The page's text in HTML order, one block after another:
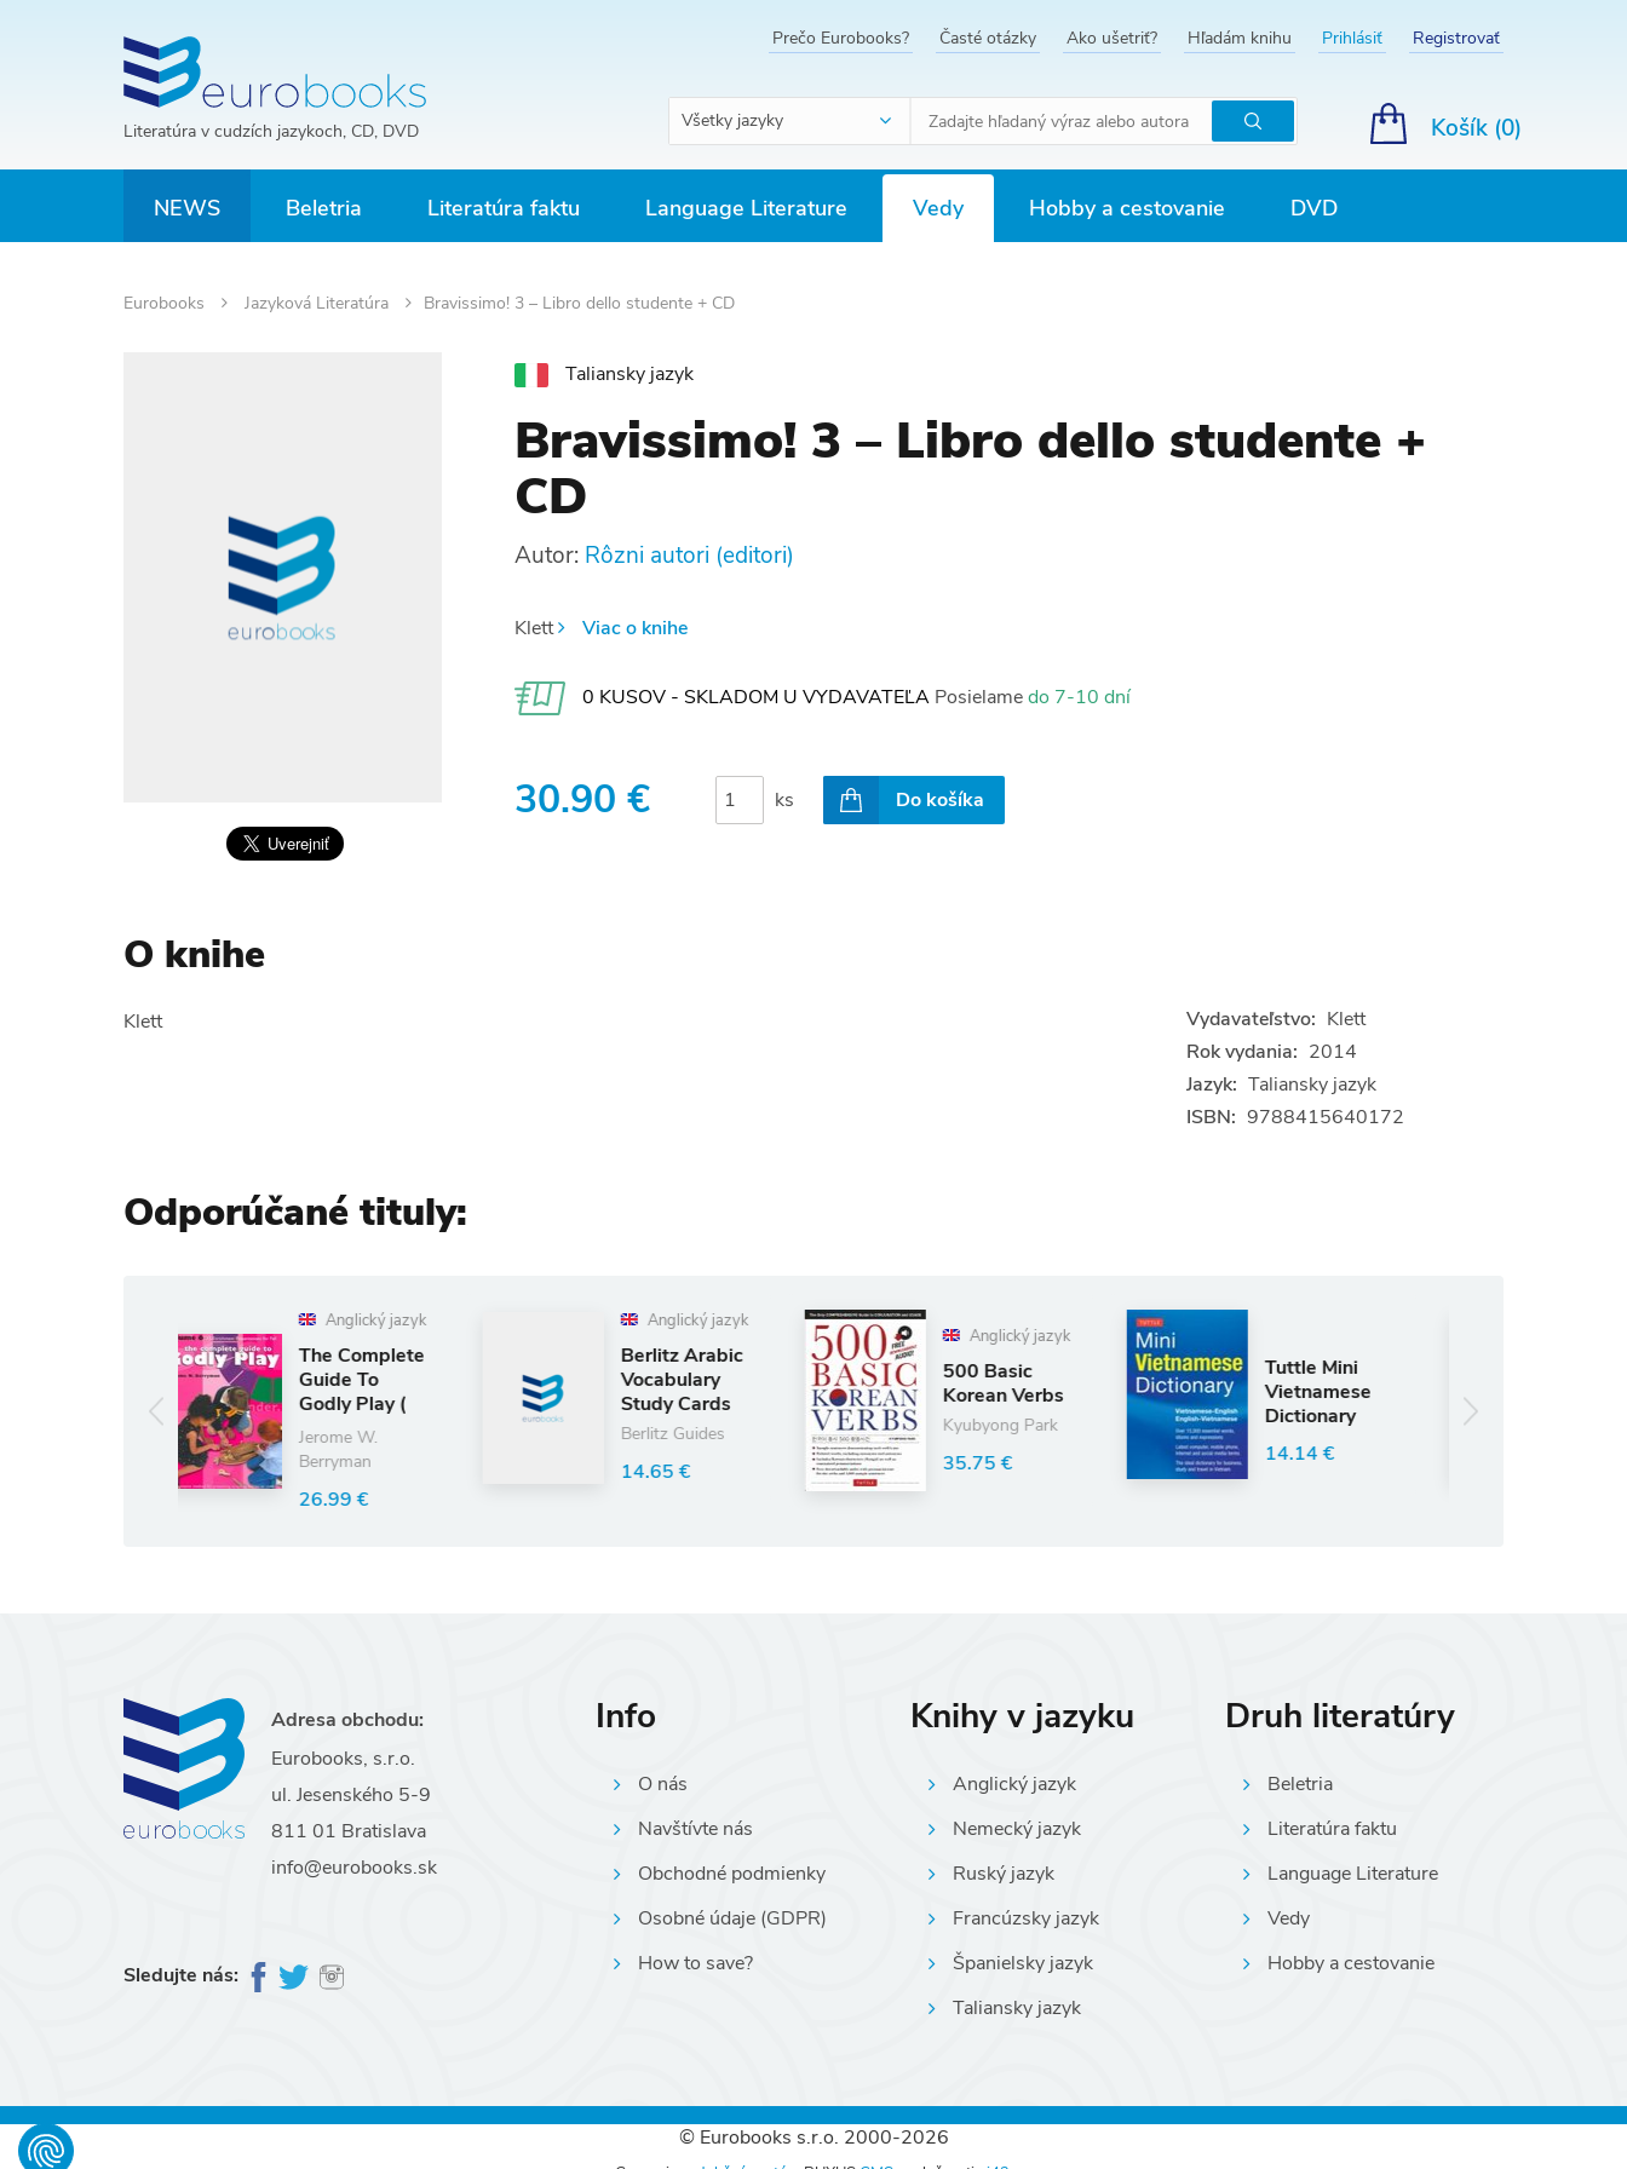
Literatúra v cudzích jazykoch, CD, DVD
Prečo Eurobooks? Časté otázky Ako ušetriť? Hľadám knihu Prihlásiť Registrovať
Všetky jazyky
Hľadať
Košík (0)
NEWS Beletria Literatúra faktu Language Literature Vedy Hobby a cestovanie DVD
Eurobooks Jazyková Literatúra Bravissimo! 3 – Libro dello studente + CD
Taliansky jazyk
Bravissimo! 3 – Libro dello studente +
CD
Autor: Rôzni autori (editori)
Klett Viac o knihe
0 KUSOV - SKLADOM U VYDAVATEĽA Posielamedo 7-10 dní
30.90 € ks Do košíka
O knihe
Klett Vydavateľstvo: Klett
Rok vydania: 2014
Jazyk: Taliansky jazyk
ISBN: 9788415640172
Odporúčané tituly:
The Complete
Guide To
Godly Play (
volume 6)
Jerome W.
Berryman
Vocabulary
Study Cards
Anglický jazyk
500 Basic
Korean Verbs
Kyubyong Park
35.75 €
Tuttle Mini
Vietnamese
Dictionary
Rôzni autori
Adresa obchodu:
Eurobooks, s.r.o.
ul. Jesenského 5-9
811 01 Bratislava
info@eurobooks.sk
Sledujte nás:
Info
O nás
Navštívte nás
Obchodné podmienky
Osobné údaje (GDPR)
How to save?
Knihy v jazyku
Anglický jazyk
Nemecký jazyk
Ruský jazyk
Francúzsky jazyk
Španielsky jazyk
Taliansky jazyk
Druh literatúry
Beletria
Literatúra faktu
Language Literature
Vedy
Hobby a cestovanie
© Eurobooks s.r.o. 2000-2026